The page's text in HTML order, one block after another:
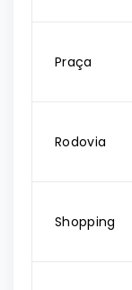
Praça
Rodovia
Shopping